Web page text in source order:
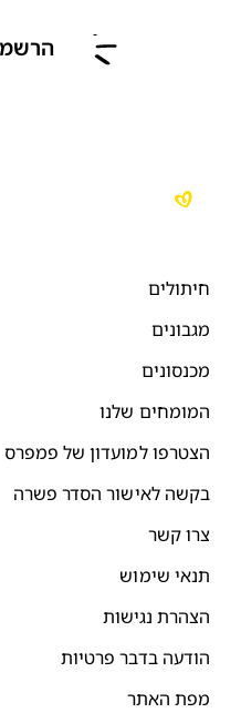
הרשמו
שלנו
למועדון של פמפרס
לאישור הסדר פשרה
קשר
שימוש
נגישות
בדבר פרטיות
האתר